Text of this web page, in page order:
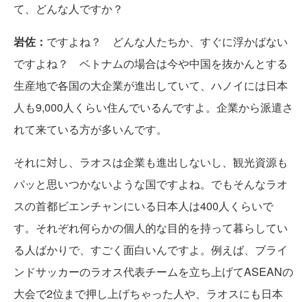
て、どんな人ですか？
岩佐： ですよね？ どんな人たちか、すぐに浮かばない
ですよね？ ベトナムの場合は今や中国を抜かんとする
生産地で各国の大企業が進出していて、ハノイには日本
人も9,000人くらい住んでいるんですよ。企業から派遣さ
れて来ている方が多いんです。
それに対し、ラオスは企業も進出しないし、観光資源も
パッと思いつかないような国ですよね。でもそんなラオ
スの首都ビエンチャンにいる日本人は400人くらいで
す。それぞれ何らかの個人的な目的を持って暮らしてい
る人ばかりで、すごく面白いんですよ。例えば、ブライ
ンドサッカーのラオス代表チームを立ち上げてASEANの
大会で2位まで押し上げちゃった人や、ラオスにも日本